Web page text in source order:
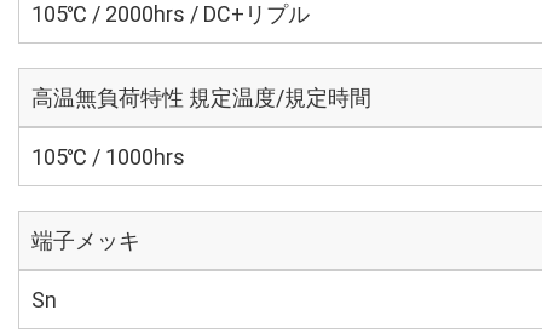
105℃ / 2000hrs / DC+リプル
高温無負荷特性 規定温度/規定時間
105℃ / 1000hrs
端子メッキ
Sn